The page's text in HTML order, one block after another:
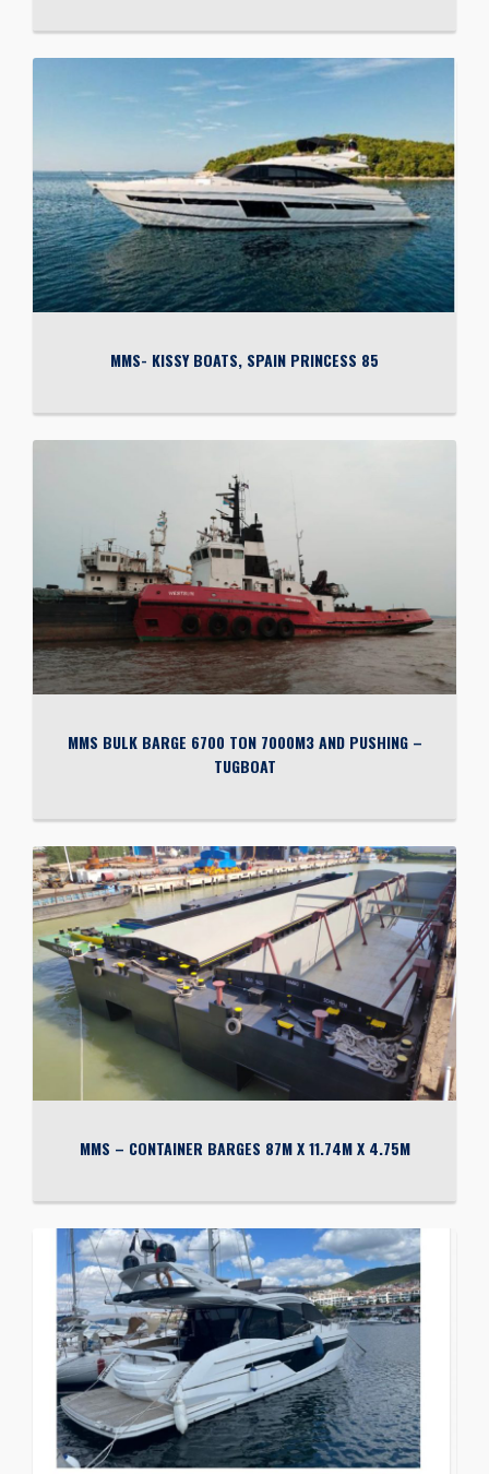
MMS- KISSY BOATS, SPAIN PRINCESS 85
MMS BULK BARGE 6700 TON 7000M3 AND PUSHING –
TUGBOAT
MMS – CONTAINER BARGES 87M X 11.74M X 4.75M